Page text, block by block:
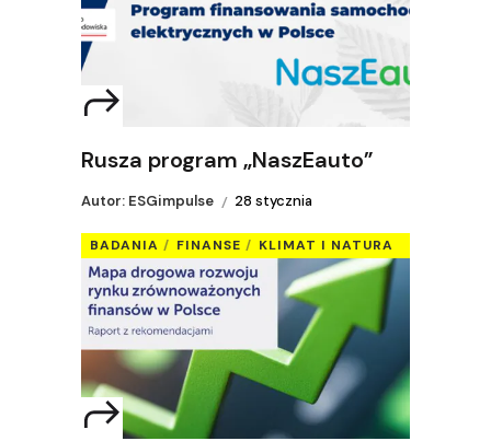
Rusza program „NaszEauto”
Autor: ESGimpulse 28 stycznia
BADANIA FINANSE KLIMAT I NATURA